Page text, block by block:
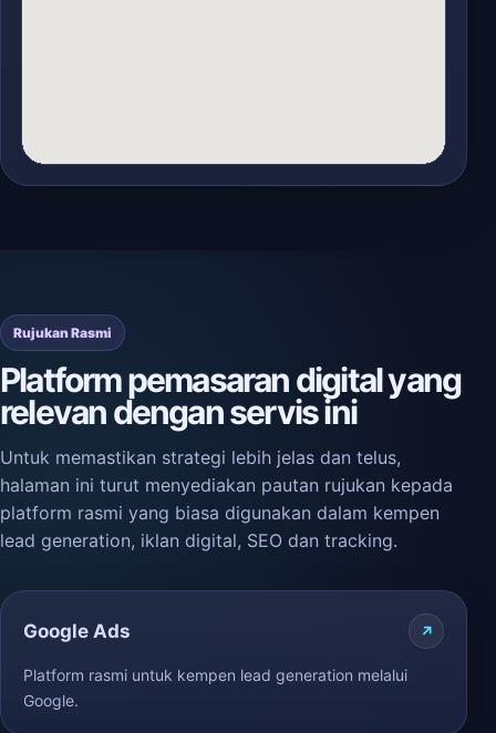
Rujukan Rasmi
Platform pemasaran digital yang
relevan dengan servis ini
Untuk memastikan strategi lebih jelas dan telus,
halaman ini turut menyediakan pautan rujukan kepada
platform rasmi yang biasa digunakan dalam kempen
lead generation, iklan digital, SEO dan tracking.
Google Ads
Platform rasmi untuk kempen lead generation melalui
Google.